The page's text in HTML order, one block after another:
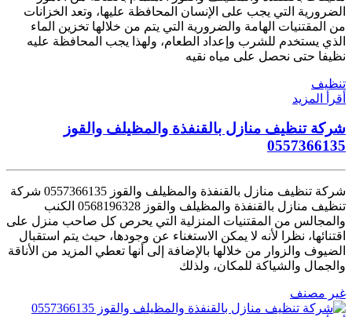
الضرورية التي يجب على الإنسان المحافظة عليها، وتعد الخزانات
من المقتنيات الهامة والضرورية التي يتم من خلالها تخزين الماء
الذي يستخدم للشرب وإعداد الطعام، ولهذا يجب المحافظة عليه
نظيفا حتى نحصل على مياه نقيه
تنظيف
أقرأ المزيد
شركة تنظيف منازل بالقنفذة والمظيلف والقوز
0557366135
شركة تنظيف منازل بالقنفذة والمظيلف والقوز 0557366135 شركة
تنظيف منازل بالقنفذة والمظيلف والقوز 0568196328 الكنب
والمجالس من المقتنيات المنزلية التي يحرص كل صاحب منزل على
اقتنائها، نظرا لأنه لا يمكن الاستغناء عن وجودها، حيث يتم استقبال
الضيوف والزوار من خلالها بالإضافة إلى أنها تعطي المزيد من الأناقة
والجمال والشياكة للمكان، ولذلك
غير مصنف